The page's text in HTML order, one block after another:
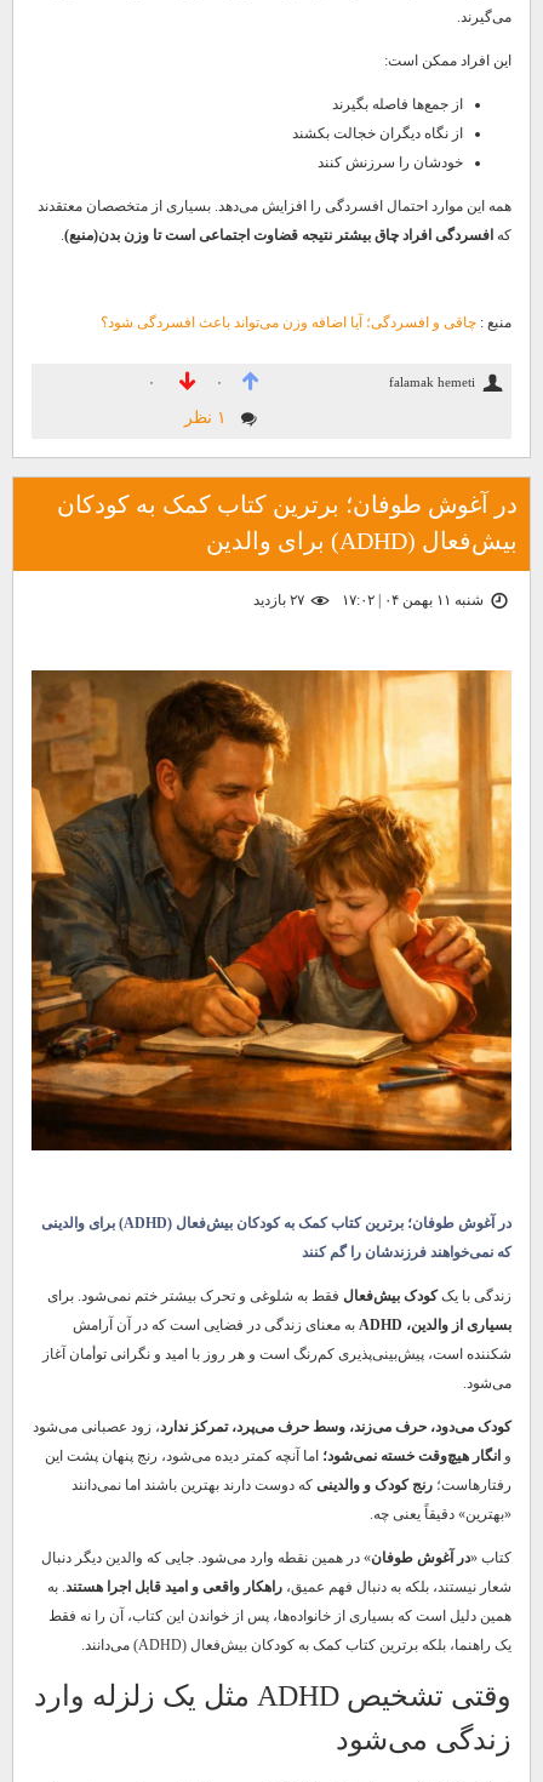
می‌گیرند.
این افراد ممکن است:
از جمع‌ها فاصله بگیرند
از نگاه دیگران خجالت بکشند
خودشان را سرزنش کنند
همه این موارد احتمال افسردگی را افزایش می‌دهد. بسیاری از متخصصان معتقدند
که افسردگی افراد چاق بیشتر نتیجه قضاوت اجتماعی است تا وزن بدن(منبع).
منبع : چاقی و افسردگی؛ آیا اضافه وزن می‌تواند باعث افسردگی شود؟
falamak hemeti ۰ ۰
۱ نظر
در آغوش طوفان؛ برترین کتاب کمک به کودکان
بیش‌فعال (ADHD) برای والدین
شنبه ۱۱ بهمن ۰۴ | ۱۷:۰۲
در آغوش طوفان؛ برترین کتاب کمک به کودکان بیش‌فعال (ADHD) برای والدینی
که نمی‌خواهند فرزندشان را گم کنند
زندگی با یککودک بیش‌فعال فقط به شلوغی و تحرک بیشتر ختم نمی‌شود. برای
بسیاری از والدین، ADHD
به معنای زندگی در فضایی است که در آن آرامش
شکننده است، پیش‌بینی‌پذیری کم‌رنگ است و هر روز با امید و نگرانی توأمان آغاز
می‌شود.
کودک می‌دود، حرف می‌زند، وسط حرف می‌پرد، تمرکز ندارد، زود عصبانی می‌شود
و انگار هیچ‌وقت خسته نمی‌شود؛ اما آنچه کمتر دیده می‌شود، رنج پنهان پشت این
رفتارهاست؛ رنج کودک و والدینی که دوست دارند بهترین باشند اما نمی‌دانند
«بهترین» دقیقاً یعنی چه.
کتاب «در آغوش طوفان» در همین نقطه وارد می‌شود. جایی که والدین دیگر دنبال
شعار نیستند، بلکه به دنبال فهم عمیق، راهکار واقعی و امید قابل اجرا هستند. به
همین دلیل است که بسیاری از خانواده‌ها، پس از خواندن این کتاب، آن را نه فقط
یک راهنما، بلکه برترین کتاب کمک به کودکان بیش‌فعال (ADHD) می‌دانند.
وقتی تشخیص ADHD مثل یک زلزله وارد
زندگی می‌شود